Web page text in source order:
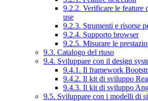
9.2.2. Verificare le feature
use
9.2.3. Strumenti e risorse
9.2.4. Supporto browser
9.2.5. Misurare le
9.3. Catalogo del riuso
9.4. Sviluppare con il design
9.4.1. Il framework
9.4.2. Il kit di sviluppo
9.4.3. Il kit di sviluppo
9.5. Sviluppare con i modelli di